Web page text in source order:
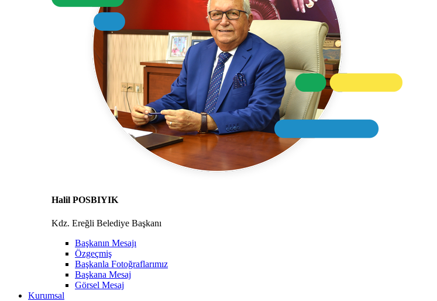
Halil POSBIYIK
Kdz. Ereğli Belediye Başkanı
Başkanın Mesajı
Özgeçmiş
Başkanla Fotoğraflarımız
Başkana Mesaj
Görsel Mesaj
Kurumsal